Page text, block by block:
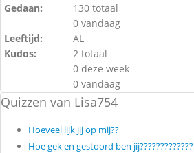
Gedaan:
130 totaal
0 vandaag
Leeftijd:
AL
Kudos:
2 totaal
0 deze week
0 vandaag
Quizzen van Lisa754
Hoeveel lijk jij op mij??
Hoe gek en gestoord ben jij?????????????